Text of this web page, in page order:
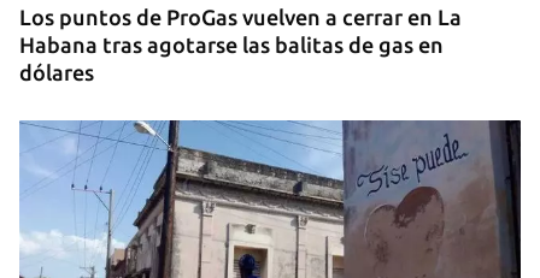
Los puntos de ProGas vuelven a cerrar en La
Habana tras agotarse las balitas de gas en
dólares